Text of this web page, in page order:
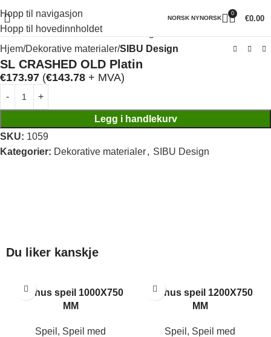
Hopp til navigasjon
Hopp til hovedinnholdet
NORSK NYNORSK
0
€0.00
Klikk for å forstørre
Hjem Dekorative materialer SIBU Design
SL CRASHED OLD Platin
€173.97 (€143.78 + MVA)
Legg i handlekurv
SKU: 1059
Kategorier: Dekorative materialer, SIBU Design
Du liker kanskje
Aarhus speil 1000X750
MM
Speil , Speil med
Aarhus speil 1200X750
MM
Speil , Speil med